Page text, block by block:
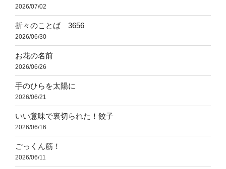
2026/07/02
折々のことば 3656
2026/06/30
お花の名前
2026/06/26
手のひらを太陽に
2026/06/21
いい意味で裏切られた！餃子
2026/06/16
ごっくん筋！
2026/06/11